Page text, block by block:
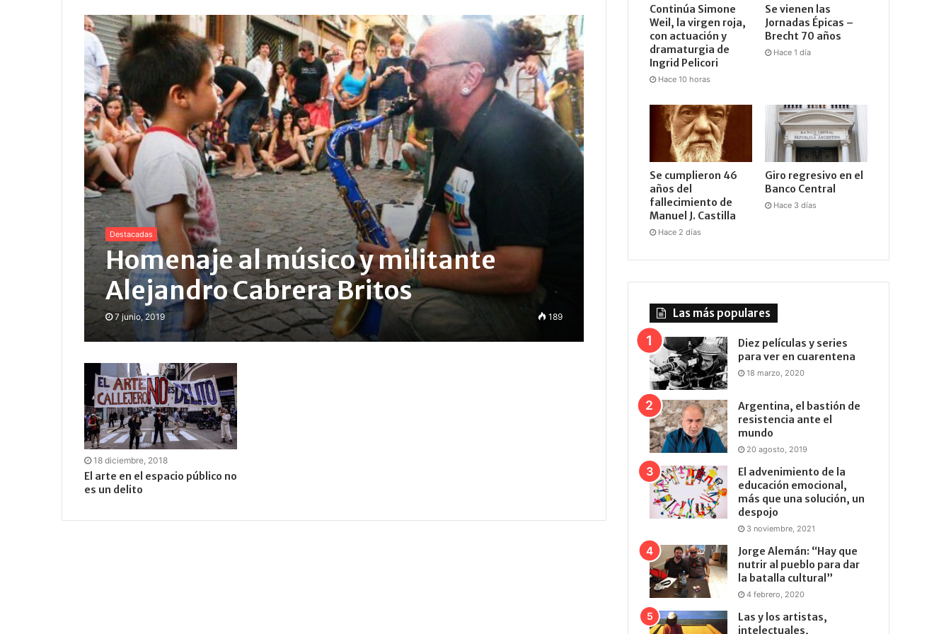
Destacadas
Homenaje al músico y militante
Alejandro Cabrera Britos
7 junio, 2019 189
18 diciembre, 2018
El arte en el espacio público no
es un delito
Continúa Simone
Weil, la virgen roja,
con actuación y
dramaturgia de
Ingrid Pelicori
Hace 10 horas
Se vienen las
Jornadas Épicas –
Brecht 70 años
Hace 1 día
Se cumplieron 46
años del
fallecimiento de
Manuel J. Castilla
Hace 2 días
Giro regresivo en el
Banco Central
Hace 3 días
Las más populares
Diez películas y series
para ver en cuarentena
18 marzo, 2020
Argentina, el bastión de
resistencia ante el
mundo
20 agosto, 2019
El advenimiento de la
educación emocional,
más que una solución, un
despojo
3 noviembre, 2021
Jorge Alemán: “Hay que
nutrir al pueblo para dar
la batalla cultural”
4 febrero, 2020
Las y los artistas,
intelectuales,